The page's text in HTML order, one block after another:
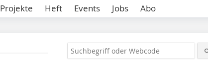
Projekte Heft Events Jobs Abo